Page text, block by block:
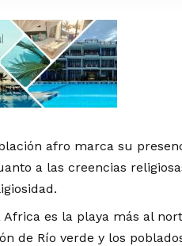
afro marca su
a las creencias
Africa es la playa más al
de Río verde y los